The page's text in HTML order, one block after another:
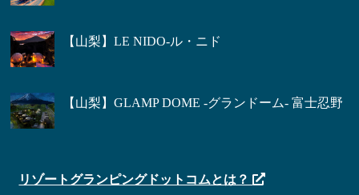
【山梨】LE NIDO-ル・ニド
【山梨】GLAMP DOME -グランドーム- 富士忍野
リゾートグランピングドットコムとは？